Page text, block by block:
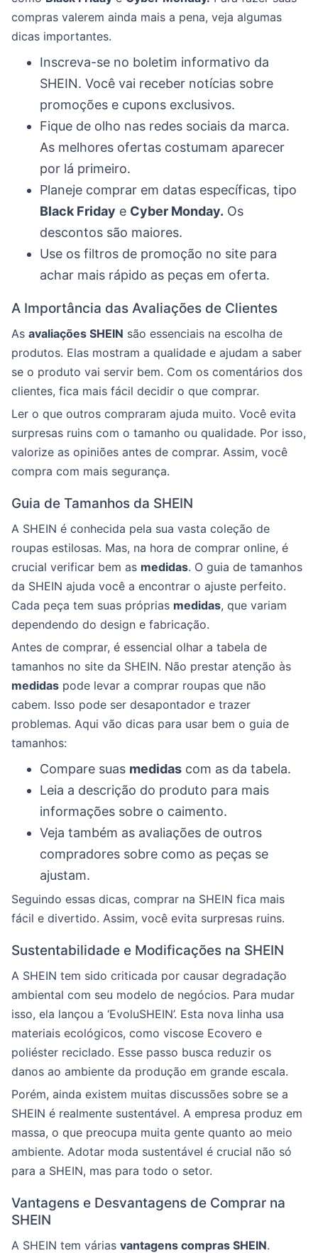
compras valerem ainda mais a pena, veja algumas
dicas importantes.
Inscreva-se no boletim informativo da
SHEIN. Você vai receber notícias sobre
promoções e cupons exclusivos.
Fique de olho nas redes sociais da marca.
As melhores ofertas costumam aparecer
por lá primeiro.
Planeje comprar em datas específicas, tipo
Black Friday e Cyber Monday. Os
descontos são maiores.
Use os filtros de promoção no site para
achar mais rápido as peças em oferta.
A Importância das Avaliações de Clientes
As avaliações SHEIN são essenciais na escolha de
produtos. Elas mostram a qualidade e ajudam a saber
se o produto vai servir bem. Com os comentários dos
clientes, fica mais fácil decidir o que comprar.
Ler o que outros compraram ajuda muito. Você evita
surpresas ruins com o tamanho ou qualidade. Por isso,
valorize as opiniões antes de comprar. Assim, você
compra com mais segurança.
Guia de Tamanhos da SHEIN
A SHEIN é conhecida pela sua vasta coleção de
roupas estilosas. Mas, na hora de comprar online, é
crucial verificar bem as medidas. O guia de tamanhos
da SHEIN ajuda você a encontrar o ajuste perfeito.
Cada peça tem suas próprias medidas, que variam
dependendo do design e fabricação.
Antes de comprar, é essencial olhar a tabela de
tamanhos no site da SHEIN. Não prestar atenção às
medidas pode levar a comprar roupas que não
cabem. Isso pode ser desapontador e trazer
problemas. Aqui vão dicas para usar bem o guia de
tamanhos:
Compare suas medidas com as da tabela.
Leia a descrição do produto para mais
informações sobre o caimento.
Veja também as avaliações de outros
compradores sobre como as peças se
ajustam.
Seguindo essas dicas, comprar na SHEIN fica mais
fácil e divertido. Assim, você evita surpresas ruins.
Sustentabilidade e Modificações na SHEIN
A SHEIN tem sido criticada por causar degradação
ambiental com seu modelo de negócios. Para mudar
isso, ela lançou a ‘EvoluSHEIN’. Esta nova linha usa
materiais ecológicos, como viscose Ecovero e
poliéster reciclado. Esse passo busca reduzir os
danos ao ambiente da produção em grande escala.
Porém, ainda existem muitas discussões sobre se a
SHEIN é realmente sustentável. A empresa produz em
massa, o que preocupa muita gente quanto ao meio
ambiente. Adotar moda sustentável é crucial não só
para a SHEIN, mas para todo o setor.
Vantagens e Desvantagens de Comprar na
SHEIN
A SHEIN tem várias vantagens compras SHEIN.